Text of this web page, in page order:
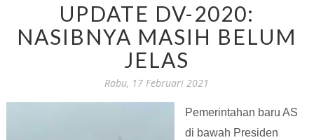
UPDATE DV-2020:
NASIBNYA MASIH BELUM
JELAS
Rabu, 17 Februari 2021
Pemerintahan baru AS
di bawah Presiden